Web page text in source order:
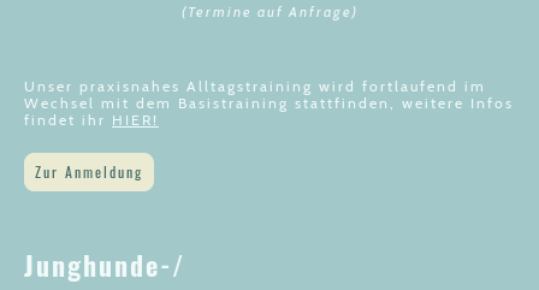
(Termine auf Anfrage)
Unser praxisnahes Alltagstraining wird fortlaufend im
Wechsel mit dem Basistraining stattfinden, weitere Infos
findet ihr HIER!
Zur Anmeldung
Junghunde-/